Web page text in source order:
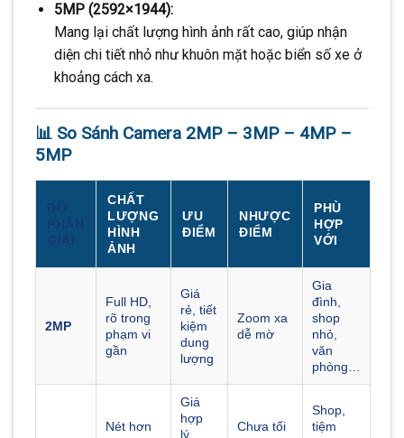
5MP (2592×1944):
Mang lại chất lượng hình ảnh rất cao, giúp nhận
diện chi tiết nhỏ như khuôn mặt hoặc biển số xe ở
khoảng cách xa.
📊 So Sánh Camera 2MP – 3MP – 4MP –
5MP
CHẤT
LƯỢNG
HÌNH
ẢNH
ƯU
ĐIỂM
NHƯỢC
ĐIỂM
PHÙ
HỢP
VỚI
2MP
Full HD,
rõ trong
phạm vi
gần
Giá
rẻ, tiết
kiệm
dung
lượng
Zoom xa
dễ mờ
Gia
đình,
shop
nhỏ,
văn
phòng…
Nét hơn
Giá
hợp
lý,
Chưa tối
Shop,
tiệm